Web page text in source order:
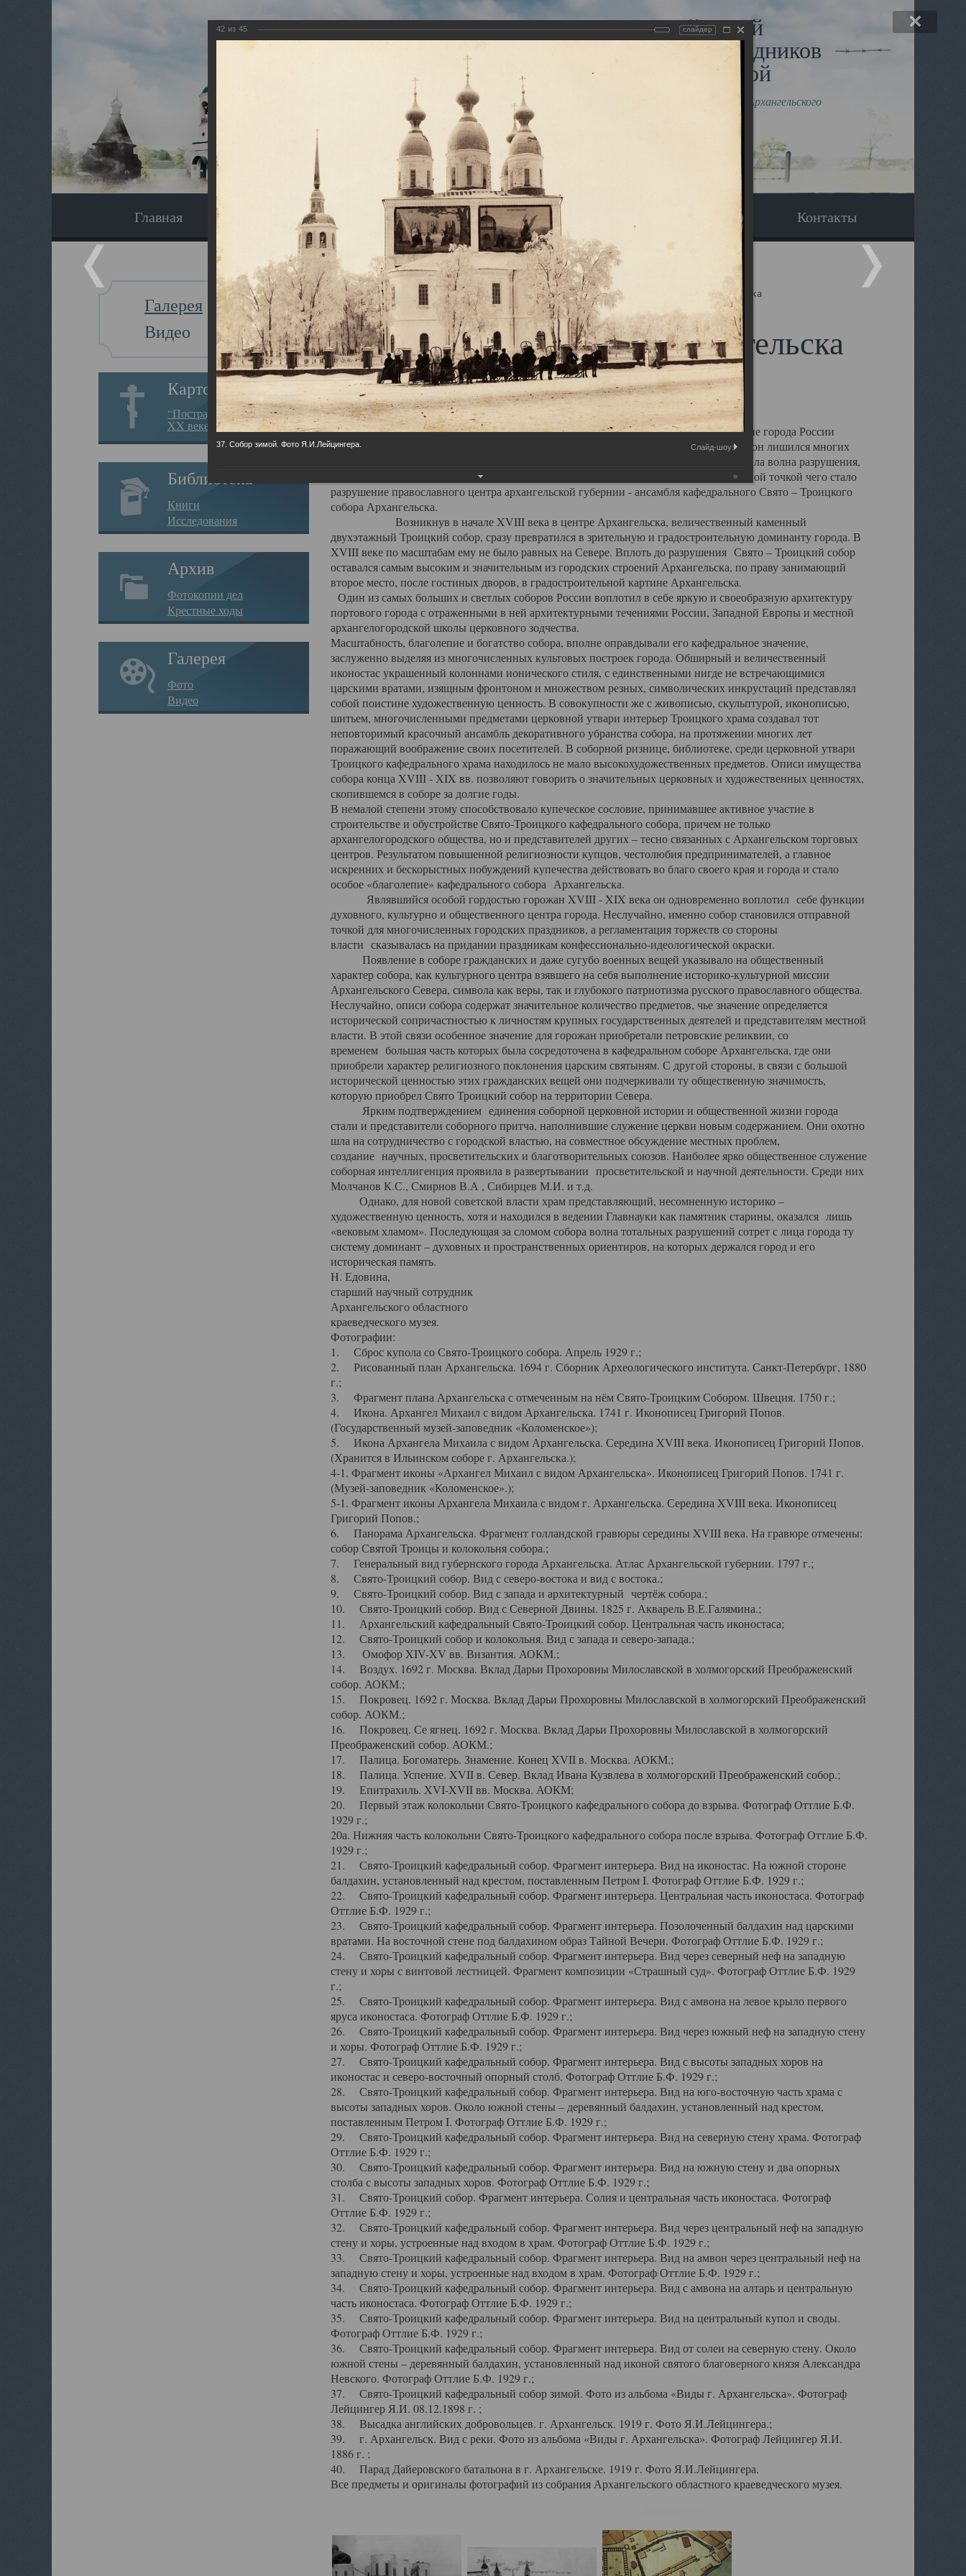
Виртуальный музей
Новомучеников и исповедников
Земли Архангельской
Сайт создан по благословлению митрополита Архангельского
Главная Экскурсия Наследники Галерея Контакты
Галерея
Видео
Картотека
“Пострадавшие за веру в
XX веке на Севере”
Библиотека
Книги
Исследования
Архив
Фотокопии дел
Крестные ходы
Галерея
Фото
Видео
Главная Галерея Храмы-мученики Архангельска Свято-Троицкий собор Архангельска
Свято-Троицкий собор Архангельска
Свято-Троицкий собор Архангельска
23.12.2015
Сегодня мы можем говорить, что Архангельск в большей мере, чем другие губернские города России
пострадал от целенаправленных систематических разрушений, в результате которых он лишился многих
выдающихся памятников архитектуры. Больше всего по старому Архангельску ударила волна разрушения,
вызванная борьбой с религией, набравшая особую силу в конце 20 –х годов. Отправной точкой чего стало
разрушение православного центра архангельской губернии - ансамбля кафедрального Свято – Троицкого
собора Архангельска.
Возникнув в начале XVIII века в центре Архангельска, величественный каменный
двухэтажный Троицкий собор, сразу превратился в зрительную и градостроительную доминанту города. В
XVIII веке по масштабам ему не было равных на Севере. Вплоть до разрушения Свято – Троицкий собор
оставался самым высоким и значительным из городских строений Архангельска, по праву занимающий
второе место, после гостиных дворов, в градостроительной картине Архангельска.
Один из самых больших и светлых соборов России воплотил в себе яркую и своеобразную архитектуру
портового города с отраженными в ней архитектурными течениями России, Западной Европы и местной
архангелогородской школы церковного зодчества.
Масштабность, благолепие и богатство собора, вполне оправдывали его кафедральное значение,
заслуженно выделяя из многочисленных культовых построек города. Обширный и величественный
иконостас украшенный колоннами ионического стиля, с единственными нигде не встречающимися
царскими вратами, изящным фронтоном и множеством резных, символических инкрустаций представлял
собой поистине художественную ценность. В совокупности же с живописью, скульптурой, иконописью,
шитьем, многочисленными предметами церковной утвари интерьер Троицкого храма создавал тот
неповторимый красочный ансамбль декоративного убранства собора, на протяжении многих лет
поражающий воображение своих посетителей. В соборной ризнице, библиотеке, среди церковной утвари
Троицкого кафедрального храма находилось не мало высокохудожественных предметов. Описи имущества
собора конца XVIII - XIX вв. позволяют говорить о значительных церковных и художественных ценностях,
скопившемся в соборе за долгие годы.
В немалой степени этому способствовало купеческое сословие, принимавшее активное участие в
строительстве и обустройстве Свято-Троицкого кафедрального собора, причем не только
архангелогородского общества, но и представителей других – тесно связанных с Архангельском торговых
центров. Результатом повышенной религиозности купцов, честолюбия предпринимателей, а главное
искренних и бескорыстных побуждений купечества действовать во благо своего края и города и стало
особое «благолепие» кафедрального собора Архангельска.
Являвшийся особой гордостью горожан XVIII - XIX века он одновременно воплотил себе функции
духовного, культурно и общественного центра города. Неслучайно, именно собор становился отправной
точкой для многочисленных городских праздников, а регламентация торжеств со стороны
власти сказывалась на придании праздникам конфессионально-идеологической окраски.
Появление в соборе гражданских и даже сугубо военных вещей указывало на общественный
характер собора, как культурного центра взявшего на себя выполнение историко-культурной миссии
Архангельского Севера, символа как веры, так и глубокого патриотизма русского православного общества.
Неслучайно, описи собора содержат значительное количество предметов, чье значение определяется
исторической сопричастностью к личностям крупных государственных деятелей и представителям местной
власти. В этой связи особенное значение для горожан приобретали петровские реликвии, со
временем большая часть которых была сосредоточена в кафедральном соборе Архангельска, где они
приобрели характер религиозного поклонения царским святыням. С другой стороны, в связи с большой
исторической ценностью этих гражданских вещей они подчеркивали ту общественную значимость,
которую приобрел Свято Троицкий собор на территории Севера.
Ярким подтверждением единения соборной церковной истории и общественной жизни города
стали и представители соборного притча, наполнившие служение церкви новым содержанием. Они охотно
шла на сотрудничество с городской властью, на совместное обсуждение местных проблем,
создание научных, просветительских и благотворительных союзов. Наиболее ярко общественное служение
соборная интеллигенция проявила в развертывании просветительской и научной деятельности. Среди них
Молчанов К.С., Смирнов В.А , Сибирцев М.И. и т.д.
Однако, для новой советской власти храм представляющий, несомненную историко –
художественную ценность, хотя и находился в ведении Главнауки как памятник старины, оказался лишь
«вековым хламом». Последующая за сломом собора волна тотальных разрушений сотрет с лица города ту
систему доминант – духовных и пространственных ориентиров, на которых держался город и его
историческая память.
Н. Едовина,
старший научный сотрудник
Архангельского областного
краеведческого музея.
Фотографии:
1. Сброс купола со Свято-Троицкого собора. Апрель 1929 г.;
2. Рисованный план Архангельска. 1694 г. Сборник Археологического института. Санкт-Петербург, 1880
г.;
3. Фрагмент плана Архангельска с отмеченным на нём Свято-Троицким Собором. Швеция. 1750 г.;
4. Икона. Архангел Михаил с видом Архангельска. 1741 г. Иконописец Григорий Попов.
(Государственный музей-заповедник «Коломенское»);
5. Икона Архангела Михаила с видом Архангельска. Середина XVIII века. Иконописец Григорий Попов.
(Хранится в Ильинском соборе г. Архангельска.);
4-1. Фрагмент иконы «Архангел Михаил с видом Архангельска». Иконописец Григорий Попов. 1741 г.
(Музей-заповедник «Коломенское».);
5-1. Фрагмент иконы Архангела Михаила с видом г. Архангельска. Середина XVIII века. Иконописец
Григорий Попов.;
6. Панорама Архангельска. Фрагмент голландской гравюры середины XVIII века. На гравюре отмечены:
собор Святой Троицы и колокольня собора.;
7. Генеральный вид губернского города Архангельска. Атлас Архангельской губернии. 1797 г.;
8. Свято-Троицкий собор. Вид с северо-востока и вид с востока.;
9. Свято-Троицкий собор. Вид с запада и архитектурный чертёж собора.;
10. Свято-Троицкий собор. Вид с Северной Двины. 1825 г. Акварель В.Е.Галямина.;
11. Архангельский кафедральный Свято-Троицкий собор. Центральная часть иконостаса;
12. Свято-Троицкий собор и колокольня. Вид с запада и северо-запада.;
13. Омофор XIV-XV вв. Византия. АОКМ.;
14. Воздух. 1692 г. Москва. Вклад Дарьи Прохоровны Милославской в холмогорский Преображенский
собор. АОКМ.;
15. Покровец. 1692 г. Москва. Вклад Дарьи Прохоровны Милославской в холмогорский Преображенский
собор. АОКМ.;
16. Покровец. Се ягнец. 1692 г. Москва. Вклад Дарьи Прохоровны Милославской в холмогорский
Преображенский собор. АОКМ.;
17. Палица. Богоматерь. Знамение. Конец XVII в. Москва. АОКМ.;
18. Палица. Успение. XVII в. Север. Вклад Ивана Кузвлева в холмогорский Преображенский собор.;
19. Епитрахиль. XVI-XVII вв. Москва. АОКМ;
20. Первый этаж колокольни Свято-Троицкого кафедрального собора до взрыва. Фотограф Оттлие Б.Ф.
1929 г.;
20а. Нижняя часть колокольни Свято-Троицкого кафедрального собора после взрыва. Фотограф Оттлие Б.Ф.
1929 г.;
21. Свято-Троицкий кафедральный собор. Фрагмент интерьера. Вид на иконостас. На южной стороне
балдахин, установленный над крестом, поставленным Петром I. Фотограф Оттлие Б.Ф. 1929 г.;
22. Свято-Троицкий кафедральный собор. Фрагмент интерьера. Центральная часть иконостаса. Фотограф
Оттлие Б.Ф. 1929 г.;
23. Свято-Троицкий кафедральный собор. Фрагмент интерьера. Позолоченный балдахин над царскими
вратами. На восточной стене под балдахином образ Тайной Вечери. Фотограф Оттлие Б.Ф. 1929 г.;
24. Свято-Троицкий кафедральный собор. Фрагмент интерьера. Вид через северный неф на западную
стену и хоры с винтовой лестницей. Фрагмент композиции «Страшный суд». Фотограф Оттлие Б.Ф. 1929
г.;
25. Свято-Троицкий кафедральный собор. Фрагмент интерьера. Вид с амвона на левое крыло первого
яруса иконостаса. Фотограф Оттлие Б.Ф. 1929 г.;
26. Свято-Троицкий кафедральный собор. Фрагмент интерьера. Вид через южный неф на западную стену
и хоры. Фотограф Оттлие Б.Ф. 1929 г.;
27. Свято-Троицкий кафедральный собор. Фрагмент интерьера. Вид с высоты западных хоров на
иконостас и северо-восточный опорный столб. Фотограф Оттлие Б.Ф. 1929 г.;
28. Свято-Троицкий кафедральный собор. Фрагмент интерьера. Вид на юго-восточную часть храма с
высоты западных хоров. Около южной стены – деревянный балдахин, установленный над крестом,
поставленным Петром I. Фотограф Оттлие Б.Ф. 1929 г.;
29. Свято-Троицкий кафедральный собор. Фрагмент интерьера. Вид на северную стену храма. Фотограф
Оттлие Б.Ф. 1929 г.;
30. Свято-Троицкий кафедральный собор. Фрагмент интерьера. Вид на южную стену и два опорных
столба с высоты западных хоров. Фотограф Оттлие Б.Ф. 1929 г.;
31. Свято-Троицкий собор. Фрагмент интерьера. Солия и центральная часть иконостаса. Фотограф
Оттлие Б.Ф. 1929 г.;
32. Свято-Троицкий кафедральный собор. Фрагмент интерьера. Вид через центральный неф на западную
стену и хоры, устроенные над входом в храм. Фотограф Оттлие Б.Ф. 1929 г.;
33. Свято-Троицкий кафедральный собор. Фрагмент интерьера. Вид на амвон через центральный неф на
западную стену и хоры, устроенные над входом в храм. Фотограф Оттлие Б.Ф. 1929 г.;
34. Свято-Троицкий кафедральный собор. Фрагмент интерьера. Вид с амвона на алтарь и центральную
часть иконостаса. Фотограф Оттлие Б.Ф. 1929 г.;
35. Свято-Троицкий кафедральный собор. Фрагмент интерьера. Вид на центральный купол и своды.
Фотограф Оттлие Б.Ф. 1929 г.;
36. Свято-Троицкий кафедральный собор. Фрагмент интерьера. Вид от солеи на северную стену. Около
южной стены – деревянный балдахин, установленный над иконой святого благоверного князя Александра
Невского. Фотограф Оттлие Б.Ф. 1929 г.;
37. Свято-Троицкий кафедральный собор зимой. Фото из альбома «Виды г. Архангельска». Фотограф
Лейцингер Я.И. 08.12.1898 г. ;
38. Высадка английских добровольцев. г. Архангельск. 1919 г. Фото Я.И.Лейцингера.;
39. г. Архангельск. Вид с реки. Фото из альбома «Виды г. Архангельска». Фотограф Лейцингер Я.И.
1886 г. ;
40. Парад Дайеровского батальона в г. Архангельске. 1919 г. Фото Я.И.Лейцингера.
Все предметы и оригиналы фотографий из собрания Архангельского областного краеведческого музея.
42 из 45 слайдер
37. Собор зимой. Фото Я.И.Лейцингера. Слайд-шоу: